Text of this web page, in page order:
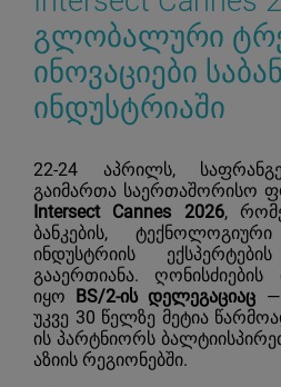
გლობალური
ინოვაციები
ინდუსტრიაში
22-24 აპრილს,
გაიმართა საერთაშორისო
Intersect Cannes 2026,
ბანკების,
ინდუსტრიის
გააერთიანა.
იყო BS/2-ის დელეგაციაც
უკვე 30 წელზე მეტია
ის პარტნიორს
აზიის რეგიონებში.